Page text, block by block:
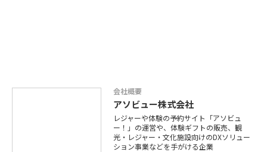
会社概要
アソビュー株式会社
レジャーや体験の予約サイト「アソビュ
ー！」の運営や、体験ギフトの販売、観
光・レジャー・文化施設向けのDXソリュー
ション事業などを手がける企業